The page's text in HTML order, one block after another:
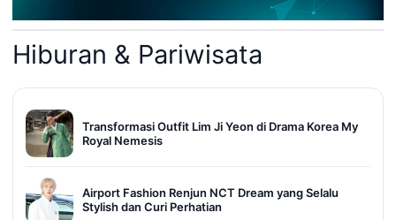
Hiburan & Pariwisata
Transformasi Outfit Lim Ji Yeon di Drama Korea My
Royal Nemesis
Airport Fashion Renjun NCT Dream yang Selalu
Stylish dan Curi Perhatian